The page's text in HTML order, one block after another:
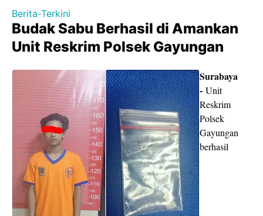
Berita-Terkini
Budak Sabu Berhasil di Amankan
Unit Reskrim Polsek Gayungan
Surabaya
- Unit
Reskrim
Polsek
Gayungan
berhasil